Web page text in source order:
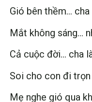
Gió bên thềm…
Mắt không sáng…
Cả cuộc đời… cha
Soi cho con đi trọn
Mẹ nghe gió qua